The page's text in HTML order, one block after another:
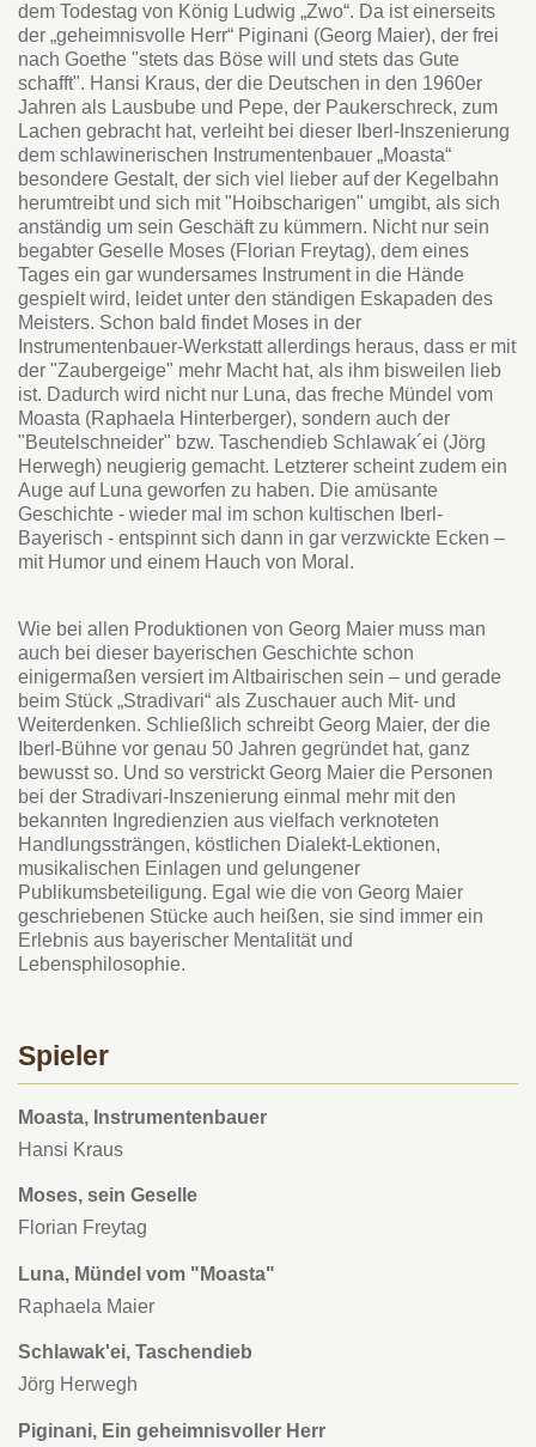
dem Todestag von König Ludwig „Zwo“. Da ist einerseits
der „geheimnisvolle Herr“ Piginani (Georg Maier), der frei
nach Goethe "stets das Böse will und stets das Gute
schafft". Hansi Kraus, der die Deutschen in den 1960er
Jahren als Lausbube und Pepe, der Paukerschreck, zum
Lachen gebracht hat, verleiht bei dieser Iberl-Inszenierung
dem schlawinerischen Instrumentenbauer „Moasta“
besondere Gestalt, der sich viel lieber auf der Kegelbahn
herumtreibt und sich mit "Hoibscharigen" umgibt, als sich
anständig um sein Geschäft zu kümmern. Nicht nur sein
begabter Geselle Moses (Florian Freytag), dem eines
Tages ein gar wundersames Instrument in die Hände
gespielt wird, leidet unter den ständigen Eskapaden des
Meisters. Schon bald findet Moses in der
Instrumentenbauer-Werkstatt allerdings heraus, dass er mit
der "Zaubergeige" mehr Macht hat, als ihm bisweilen lieb
ist. Dadurch wird nicht nur Luna, das freche Mündel vom
Moasta (Raphaela Hinterberger), sondern auch der
"Beutelschneider" bzw. Taschendieb Schlawak´ei (Jörg
Herwegh) neugierig gemacht. Letzterer scheint zudem ein
Auge auf Luna geworfen zu haben. Die amüsante
Geschichte - wieder mal im schon kultischen Iberl-
Bayerisch - entspinnt sich dann in gar verzwickte Ecken –
mit Humor und einem Hauch von Moral.
Wie bei allen Produktionen von Georg Maier muss man
auch bei dieser bayerischen Geschichte schon
einigermaßen versiert im Altbairischen sein – und gerade
beim Stück „Stradivari“ als Zuschauer auch Mit- und
Weiterdenken. Schließlich schreibt Georg Maier, der die
Iberl-Bühne vor genau 50 Jahren gegründet hat, ganz
bewusst so. Und so verstrickt Georg Maier die Personen
bei der Stradivari-Inszenierung einmal mehr mit den
bekannten Ingredienzien aus vielfach verknoteten
Handlungssträngen, köstlichen Dialekt-Lektionen,
musikalischen Einlagen und gelungener
Publikumsbeteiligung. Egal wie die von Georg Maier
geschriebenen Stücke auch heißen, sie sind immer ein
Erlebnis aus bayerischer Mentalität und
Lebensphilosophie.
Spieler
Moasta, Instrumentenbauer
Hansi Kraus
Moses, sein Geselle
Florian Freytag
Luna, Mündel vom "Moasta"
Raphaela Maier
Schlawak'ei, Taschendieb
Jörg Herwegh
Piginani, Ein geheimnisvoller Herr